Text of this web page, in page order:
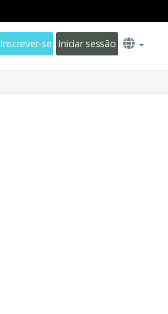
Inscrever-se Iniciar sessão